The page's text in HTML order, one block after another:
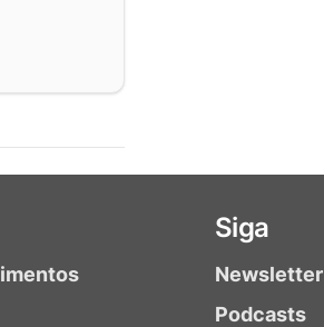
Siga
Newsletter
Podcasts